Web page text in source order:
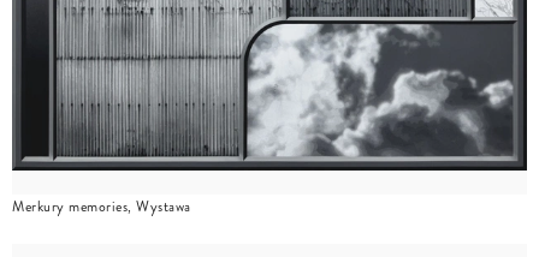
Merkury memories, Wystawa